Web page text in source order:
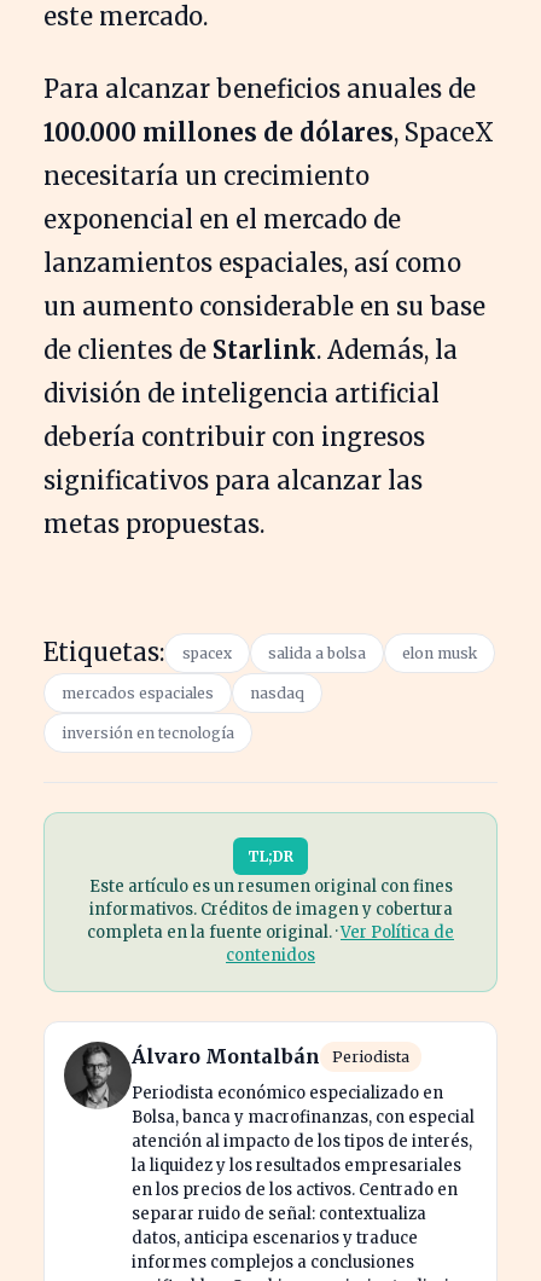
este mercado.
Para alcanzar beneficios anuales de
100.000 millones de dólares, SpaceX
necesitaría un crecimiento
exponencial en el mercado de
lanzamientos espaciales, así como
un aumento considerable en su base
de clientes de Starlink. Además, la
división de inteligencia artificial
debería contribuir con ingresos
significativos para alcanzar las
metas propuestas.
Etiquetas: spacex salida a bolsa elon musk
mercados espaciales nasdaq
inversión en tecnología
TL;DR
Este artículo es un resumen original con fines
informativos. Créditos de imagen y cobertura
completa en la fuente original. ·Ver Política de
contenidos
Álvaro Montalbán Periodista
Periodista económico especializado en
Bolsa, banca y macrofinanzas, con especial
atención al impacto de los tipos de interés,
la liquidez y los resultados empresariales
en los precios de los activos. Centrado en
separar ruido de señal: contextualiza
datos, anticipa escenarios y traduce
informes complejos a conclusiones